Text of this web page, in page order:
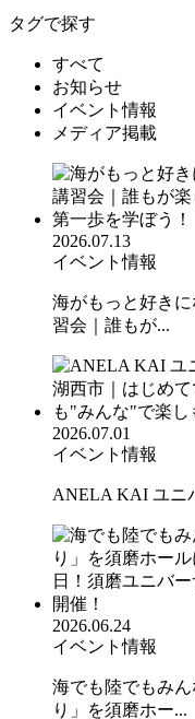
タグで探す
すべて
お知らせ
イベント情報
メディア掲載
2026.07.13
イベント情報
海がもっと好き
習会｜誰もが...
2026.07.01
イベント情報
ANELA KAI ユニ
2026.06.24
イベント情報
海でも陸でもみ
り」を須磨ホー...